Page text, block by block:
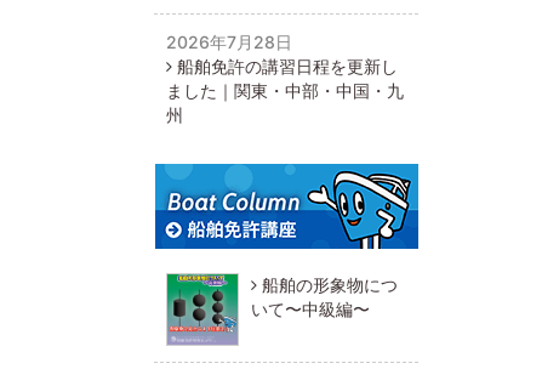
2026年7月28日
船舶免許の講習日程を更新し
ました｜関東・中部・中国・九
州
船舶の形象物につ
いて〜中級編〜